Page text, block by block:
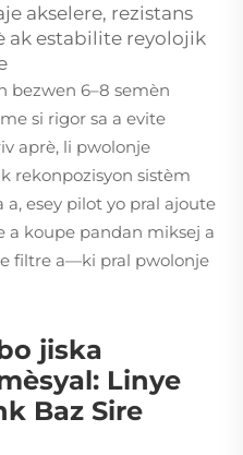
akselere, rezistans
ak estabilite reyolojik
bezwen 6–8 semèn
si rigor sa a evite
aprè, li pwolonje
rekonpozisyon sistèm
a, esey pilot yo pral ajoute
koupe pandan miksej a
filtre a—ki pral pwolonje
jiska
Linye
Baz Sire